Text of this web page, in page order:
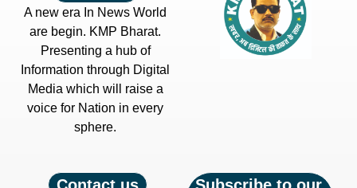
A new era In News World
are begin. KMP Bharat.
Presenting a hub of
Information through Digital
Media which will raise a
voice for Nation in every
sphere.